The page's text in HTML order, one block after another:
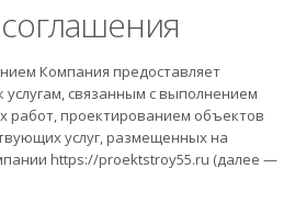
Компания предоставляет
услугам, связанным с выполнением
работ, проектированием объектов
услуг, размещенных на
https://proektstroy55.ru (далее —